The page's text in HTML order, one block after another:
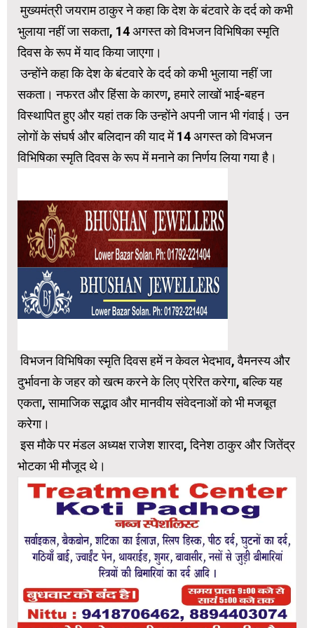
मुख्यमंत्री जयराम ठाकुर ने कहा कि देश के बंटवारे के दर्द को कभी
भुलाया नहीं जा सकता, 14 अगस्त को विभजन विभिषिका स्मृति
दिवस के रूप में याद किया जाएगा।
उन्होंने कहा कि देश के बंटवारे के दर्द को कभी भुलाया नहीं जा
सकता। नफरत और हिंसा के कारण, हमारे लाखों भाई-बहन
विस्थापित हुए और यहां तक ​​कि उन्होंने अपनी जान भी गंवाई। उन
लोगों के संघर्ष और बलिदान की याद में 14 अगस्त को विभजन
विभिषिका स्मृति दिवस के रूप में मनाने का निर्णय लिया गया है।
विभजन विभिषिका स्मृति दिवस हमें न केवल भेदभाव, वैमनस्य और
दुर्भावना के जहर को खत्म करने के लिए प्रेरित करेगा, बल्कि यह
एकता, सामाजिक सद्भाव और मानवीय संवेदनाओं को भी मजबूत
करेगा।
इस मौके पर मंडल अध्यक्ष राजेश शारदा, दिनेश ठाकुर और जितेंद्र
भोटका भी मौजूद थे।